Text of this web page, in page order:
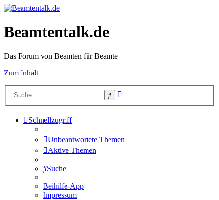
Beamtentalk.de
Das Forum von Beamten für Beamte
Zum Inhalt
Suche
Schnellzugriff
Unbeantwortete Themen
Aktive Themen
Suche
Beihilfe-App
Impressum